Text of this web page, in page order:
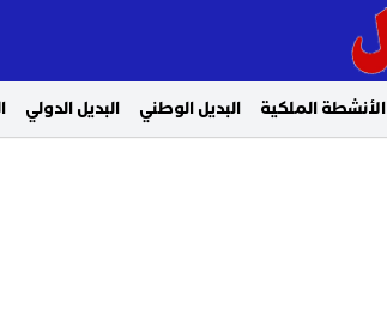
الأنشطة الملكية البديل الوطني البديل الدولي